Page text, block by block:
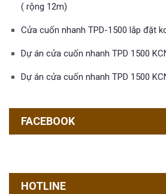
( rộng 12m)
Cửa cuốn nhanh TPD-1500 lắp đặt
Dự án cửa cuốn nhanh TPD 1500
Dự án cửa cuốn nhanh TPD 1500
FACEBOOK
HOTLINE